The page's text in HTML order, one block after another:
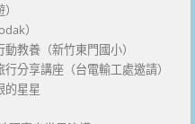
）
教養（新竹東門國小）
分享講座（台電輸工處邀請）
的星星